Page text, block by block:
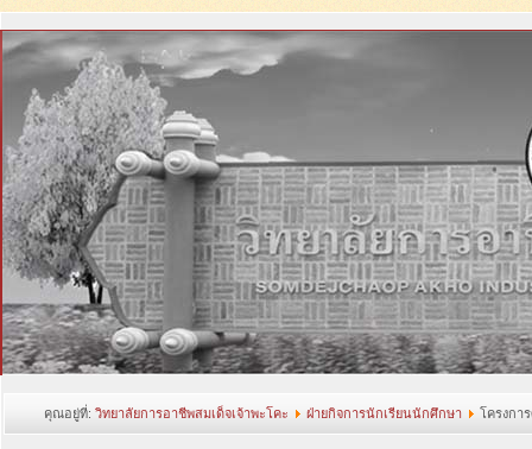
คุณอยู่ที่: วิทยาลัยการอาชีพสมเด็จเจ้าพะโคะ ฝ่ายกิจการนักเรียนนักศึกษา โครงกา